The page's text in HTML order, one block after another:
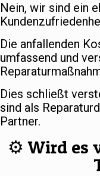
Nein, wir sind ein
Die anfallenden
umfassend und
Dies schließt
sind als
Partner.
⚙️ Wird es